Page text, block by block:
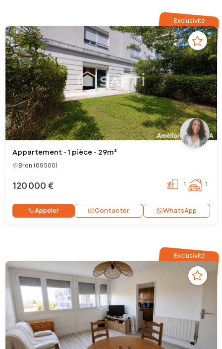
Exclusivité
Appartement - 1 pièce - 29m²
Bron (69500)
120 000 € 1 1
Appeler Contacter WhatsApp
Exclusivité